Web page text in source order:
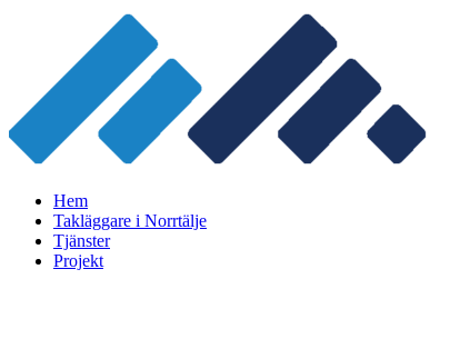
Hem
Takläggare i Norrtälje
Tjänster
Projekt